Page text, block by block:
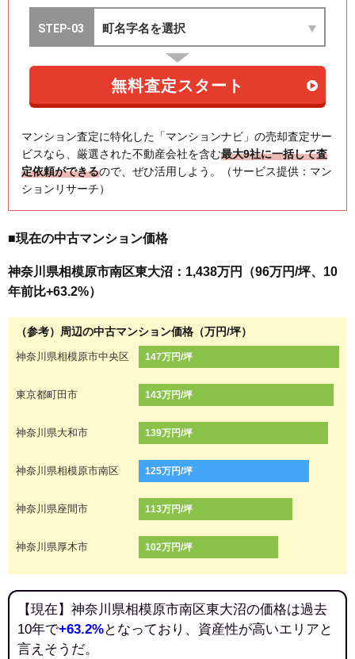
マンション査定に特化した「マンションナビ」の売却査定サー
ビスなら、厳選された不動産会社を含む最大9社に一括して査
定依頼ができるので、ぜひ活用しよう。（サービス提供：マン
ションリサーチ）
■現在の中古マンション価格
神奈川県相模原市南区東大沼：1,438万円（96万円/坪、10
年前比+63.2%）
（参考）周辺の中古マンション価格（万円/坪）
神奈川県相模原市中央区 147万円/坪
東京都町田市 143万円/坪
神奈川県大和市 139万円/坪
神奈川県相模原市南区 125万円/坪
神奈川県座間市 113万円/坪
神奈川県厚木市 102万円/坪
【現在】神奈川県相模原市南区東大沼の価格は過去
10年で+63.2%となっており、資産性が高いエリアと
言えそうだ。